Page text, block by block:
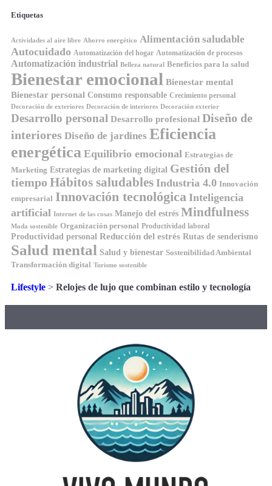
Etiquetas
Actividades al aire libre Ahorro energético Alimentación saludable
Autocuidado Automatización del hogar Automatización de procesos
Automatización industrial Belleza natural Beneficios para la salud
Bienestar emocional Bienestar mental
Bienestar personal Consumo responsable Crecimiento personal
Decoración de exteriores Decoración de interiores Decoración exterior
Desarrollo personal Desarrollo profesional Diseño de
interiores Diseño de jardines Eficiencia
energética Equilibrio emocional Estrategias de
Marketing Estrategias de marketing digital Gestión del
tiempo Hábitos saludables Industria 4.0 Innovación
empresarial Innovación tecnológica Inteligencia
artificial Internet de las cosas Manejo del estrés Mindfulness
Moda sostenible Organización personal Productividad laboral
Productividad personal Reducción del estrés Rutas de senderismo
Salud mental Salud y bienestar Sostenibilidad Ambiental
Transformación digital Turismo sostenible
Lifestyle > Relojes de lujo que combinan estilo y tecnología